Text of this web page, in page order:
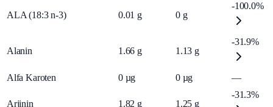
ALA (18:3 n-3) 0.01 g 0 g
-100.0%
Alanin 1.66 g 1.13 g
-31.9%
Alfa Karoten 0 µg 0 µg —
Arjinin 1.82 g 1.25 g
-31.3%